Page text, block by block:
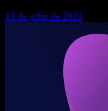
13 de julho de 2023